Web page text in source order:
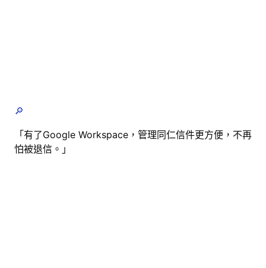
🔎
「有了Google Workspace，管理同仁信件更方便，不再
怕被退信。」